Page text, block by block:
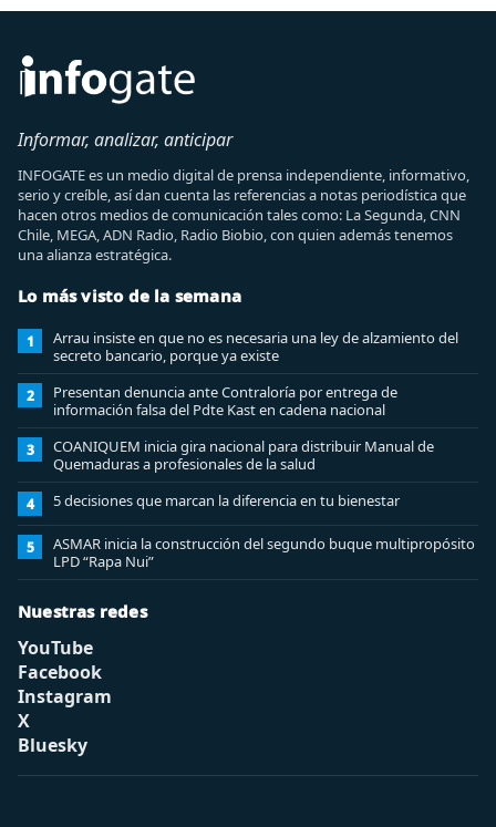
Informar, analizar, anticipar
INFOGATE es un medio digital de prensa independiente, informativo,
serio y creíble, así dan cuenta las referencias a notas periodística que
hacen otros medios de comunicación tales como: La Segunda, CNN
Chile, MEGA, ADN Radio, Radio Biobio, con quien además tenemos
una alianza estratégica.
Lo más visto de la semana
1
Arrau insiste en que no es necesaria una ley de alzamiento del
secreto bancario, porque ya existe
2
Presentan denuncia ante Contraloría por entrega de
información falsa del Pdte Kast en cadena nacional
3
COANIQUEM inicia gira nacional para distribuir Manual de
Quemaduras a profesionales de la salud
4 5 decisiones que marcan la diferencia en tu bienestar
5
ASMAR inicia la construcción del segundo buque multipropósito
LPD “Rapa Nui”
Nuestras redes
YouTube
Facebook
Instagram
X
Bluesky